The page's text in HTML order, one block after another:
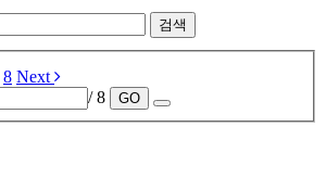
검색
8 Next
/ 8
GO